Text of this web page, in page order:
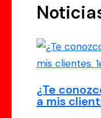
¿Te
a mis